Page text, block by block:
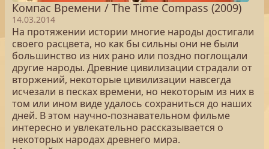
Компас Времени / The Time Compass (2009)
14.03.2014
На протяжении истории многие народы достигали
своего расцвета, но как бы сильны они не были
большинство из них рано или поздно поглощали
другие народы. Древние цивилизации страдали от
вторжений, некоторые цивилизации навсегда
исчезали в песках времени, но некоторым из них в
том или ином виде удалось сохраниться до наших
дней. В этом научно-познавательном фильме
интересно и увлекательно рассказывается о
некоторых народах древнего мира.